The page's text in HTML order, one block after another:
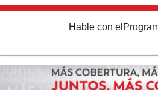
Hable con el